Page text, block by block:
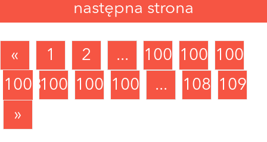
następna strona
« 1 2 ... 100010011002
1003100410051006 ... 10891090
»